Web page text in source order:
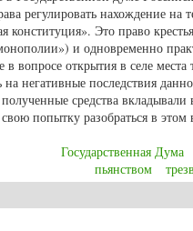
регулировать нахождение на
конституция». Это право
и одновременно
в вопросе открытия в селе
негативные последствия
средства
попытку разобраться в этом
Государственная Дума
пьянством